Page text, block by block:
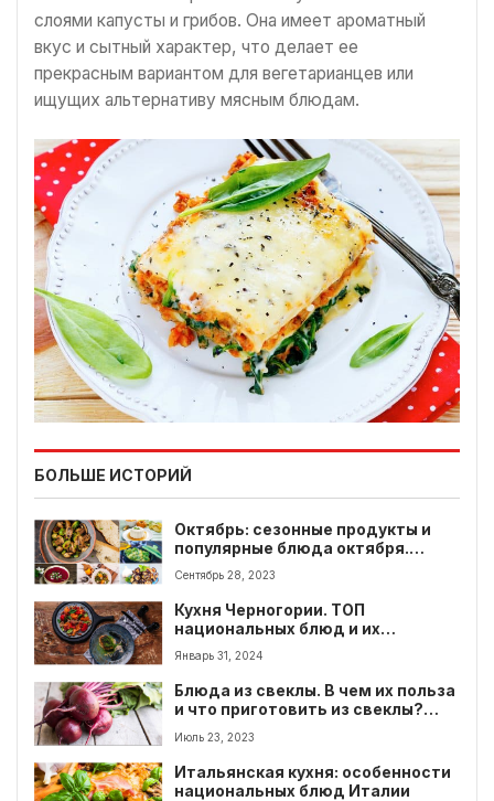
слоями капусты и грибов. Она имеет ароматный
вкус и сытный характер, что делает ее
прекрасным вариантом для вегетарианцев или
ищущих альтернативу мясным блюдам.
БОЛЬШЕ ИСТОРИЙ
Октябрь: сезонные продукты и
популярные блюда октября.
Подборка вкусных сезонных
блюд
Сентябрь 28, 2023
Кухня Черногории. ТОП
национальных блюд и их
особенности.
Январь 31, 2024
Блюда из свеклы. В чем их польза
и что приготовить из свеклы?
ТОП 10 рецептов
Июль 23, 2023
Итальянская кухня: особенности
национальных блюд Италии